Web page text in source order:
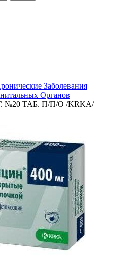
Заболевания
Органов
ТАБ. П/П/О /KRKA/